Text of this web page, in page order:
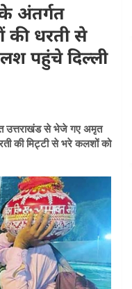
अंतर्गत
की धरती से
पहुंचे दिल्ली
उत्तराखंड से भेजे गए अमृत
की मिट्टी से भरे कलशों को